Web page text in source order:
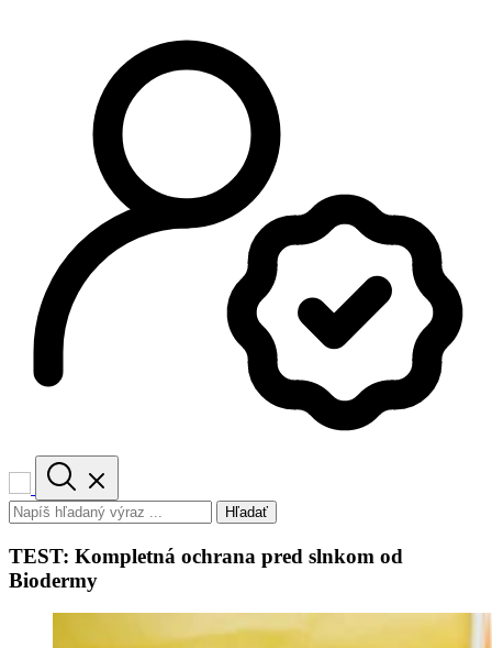
Hľadať
TEST: Kompletná ochrana pred slnkom od
Biodermy